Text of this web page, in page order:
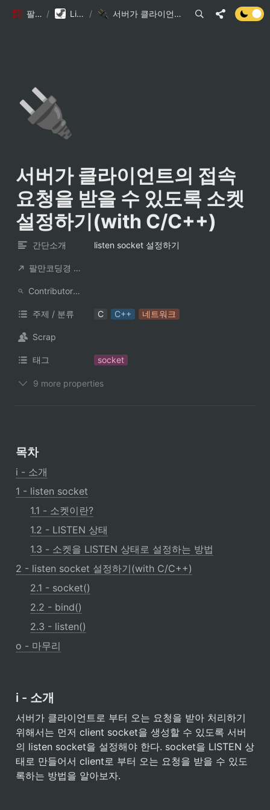
팔만코딩경 / Library DB / 서버가 클라이언트의 접속 요청을 받을 수 있도록 소켓 설정하기(with C/C++)
🔌
서버가 클라이언트의 접속
요청을 받을 수 있도록 소켓
설정하기(with C/C++)
간단소개 listen socket 설정하기
팔만코딩경 컨트리뷰터
ContributorNotionAccount
주제 / 분류 C C++ 네트워크
Scrap
태그 socket
9 more properties
목차
i - 소개
1 - listen socket
1.1 - 소켓이란?
1.2 - LISTEN 상태
1.3 - 소켓을 LISTEN 상태로 설정하는 방법
2 - listen socket 설정하기(with C/C++)
2.1 - socket()
2.2 - bind()
2.3 - listen()
o - 마무리
i - 소개
서버가 클라이언트로 부터 오는 요청을 받아 처리하기
위해서는 먼저 client socket을 생성할 수 있도록 서버
의 listen socket을 설정해야 한다. socket을 LISTEN 상
태로 만들어서 client로 부터 오는 요청을 받을 수 있도
록하는 방법을 알아보자.